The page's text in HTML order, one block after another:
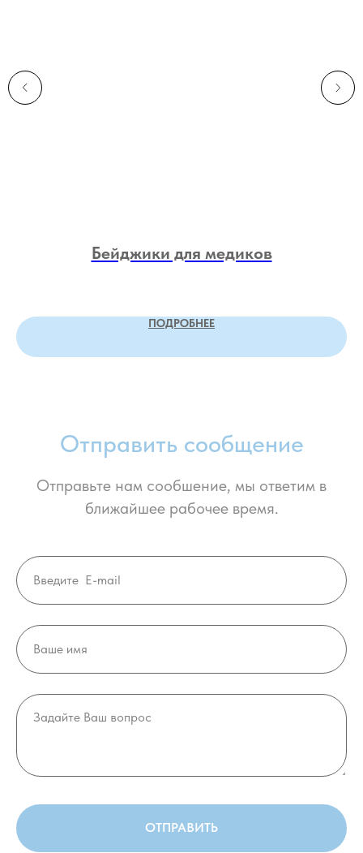
Бейджики для медиков
ПОДРОБНЕЕ
Отправить сообщение
Отправьте нам сообшение, мы ответим в
ближайшее рабочее время.
ОТПРАВИТЬ